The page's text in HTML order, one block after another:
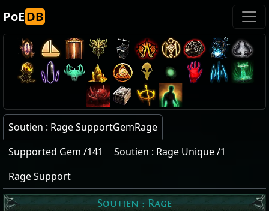
PoEDB
Soutien : Rage SupportGemRage
Supported Gem /141
Soutien : Rage Unique /1
Rage Support
Soutien : Rage